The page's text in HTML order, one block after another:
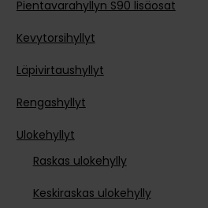
Pientavarahyllyn S90 lisäosat
Kevytorsihyllyt
Läpivirtaushyllyt
Rengashyllyt
Ulokehyllyt
Raskas ulokehylly
Keskiraskas ulokehylly